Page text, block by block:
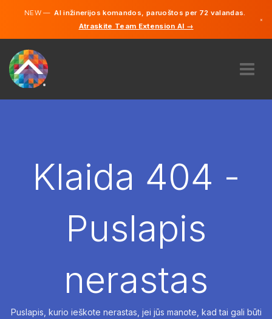
NEW —AI inžinerijos komandos, paruoštos per 72 valandas.
Atraskite Team Extension AI →
×
SAMDYTI
Anglų
Klaida 404 -
Puslapis
nerastas
Puslapis, kurio ieškote nerastas, jei jūs manote, kad tai gali būti